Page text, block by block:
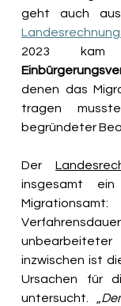
geht auch
2023
denen das
tragen
begründeter
Der
insgesamt
Verfahrensdauer
inzwischen ist
Ursachen für
untersucht. „